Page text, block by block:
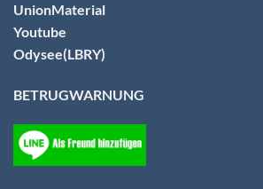
UnionMaterial
Youtube
Odysee(LBRY)
BETRUGWARNUNG